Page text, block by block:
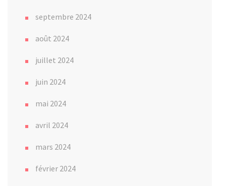
septembre 2024
août 2024
juillet 2024
juin 2024
mai 2024
avril 2024
mars 2024
février 2024